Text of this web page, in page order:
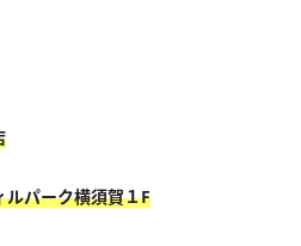
パーク横須賀１F